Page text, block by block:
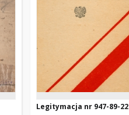
Legitymacja nr 947-89-22